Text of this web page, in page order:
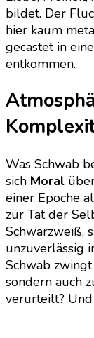
bildet. Der
hier kaum
gecastet in
entkommen.
Was Schwab
sich Moral
einer Epoche
zur Tat der
Schwarzweiß,
unzuverlässig
Schwab
sondern auch
verurteilt?